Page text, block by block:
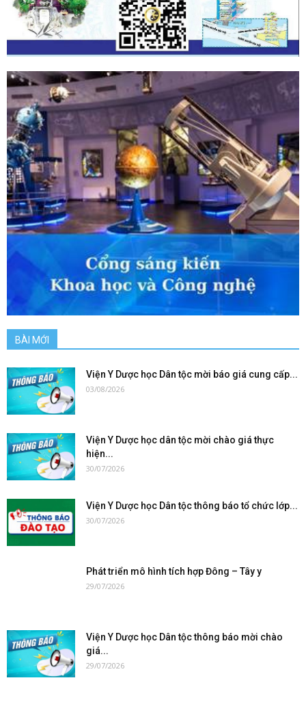
BÀI MỚI
Viện Y Dược học Dân tộc mời báo giá cung cấp...
03/08/2026
Viện Y Dược học dân tộc mời chào giá thực
hiện...
30/07/2026
Viện Y Dược học Dân tộc thông báo tổ chức lớp...
30/07/2026
Phát triển mô hình tích hợp Đông – Tây y
29/07/2026
Viện Y Dược học Dân tộc thông báo mời chào
giá...
29/07/2026